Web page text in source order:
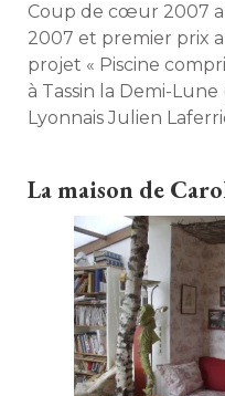
Coup de cœur 2007
2007 et premier prix
projet « Piscine
à Tassin la Demi-Lune
Lyonnais Julien
La maison de